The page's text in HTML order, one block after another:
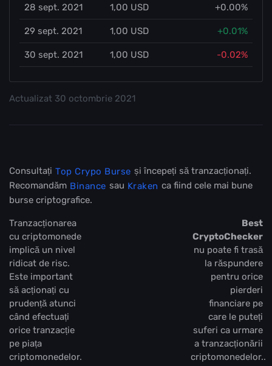
28 sept. 2021 1,00 USD +0.00%
29 sept. 2021 1,00 USD +0.01%
30 sept. 2021 1,00 USD -0.02%
Actualizat 30 octombrie 2021
Consultați Top Crypo Burse și începeți să tranzacționați.
Recomandăm Binance sau Kraken ca fiind cele mai bune
burse criptografice.
Tranzacționarea
cu criptomonede
implică un nivel
ridicat de risc.
Este important
să acționați cu
prudență atunci
când efectuați
orice tranzacție
pe piața
criptomonedelor.
Best
CryptoChecker
nu poate fi trasă
la răspundere
pentru orice
pierderi
financiare pe
care le puteți
suferi ca urmare
a tranzacționării
criptomonedelor..